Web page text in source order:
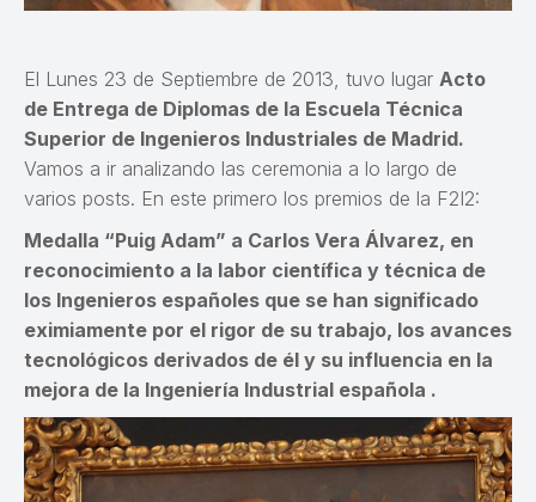
El Lunes 23 de Septiembre de 2013, tuvo lugar Acto
de Entrega de Diplomas de la Escuela Técnica
Superior de Ingenieros Industriales de Madrid.
Vamos a ir analizando las ceremonia a lo largo de
varios posts. En este primero los premios de la F2I2:
Medalla “Puig Adam” a Carlos Vera Álvarez, en
reconocimiento a la labor científica y técnica de
los Ingenieros españoles que se han significado
eximiamente por el rigor de su trabajo, los avances
tecnológicos derivados de él y su influencia en la
mejora de la Ingeniería Industrial española .